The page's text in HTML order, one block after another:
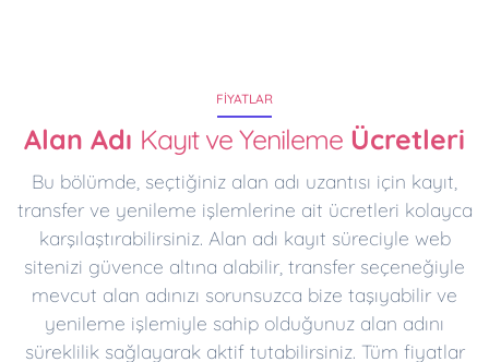
FIYATLAR
Alan Adı Kayıt ve Yenileme Ücretleri
Bu bölümde, seçtiğiniz alan adı uzantısı için kayıt,
transfer ve yenileme işlemlerine ait ücretleri kolayca
karşılaştırabilirsiniz. Alan adı kayıt süreciyle web
sitenizi güvence altına alabilir, transfer seçeneğiyle
mevcut alan adınızı sorunsuzca bize taşıyabilir ve
yenileme işlemiyle sahip olduğunuz alan adını
süreklilik sağlayarak aktif tutabilirsiniz. Tüm fiyatlar